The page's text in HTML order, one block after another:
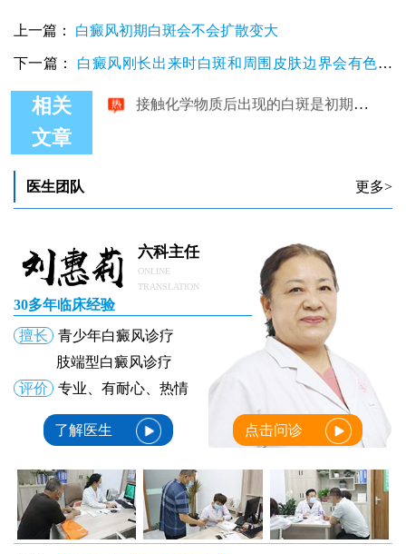
上一篇： 白癜风初期白斑会不会扩散变大
下一篇： 白癜风刚长出来时白斑和周围皮肤边界会有色素
沉着吗
相关
文章
医生团队 更多>
六科主任
ONLINE
TRANSLATION
30多年临床经验
擅长
青少年白癜风诊疗
肢端型白癜风诊疗
评价
专业、有耐心、热情
了解医生 点击问诊